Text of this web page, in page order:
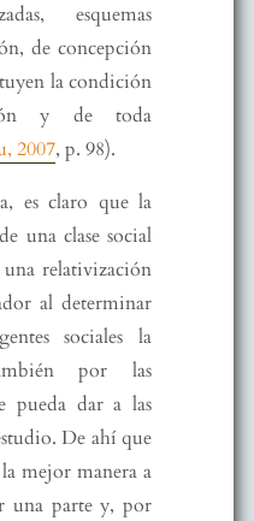
esquemas
de concepción
la condición
y de toda
2007, p. 98).
es claro que la
una clase social
relativización
al determinar
sociales la
por las
pueda dar a las
De ahí que
mejor manera a
una parte y, por